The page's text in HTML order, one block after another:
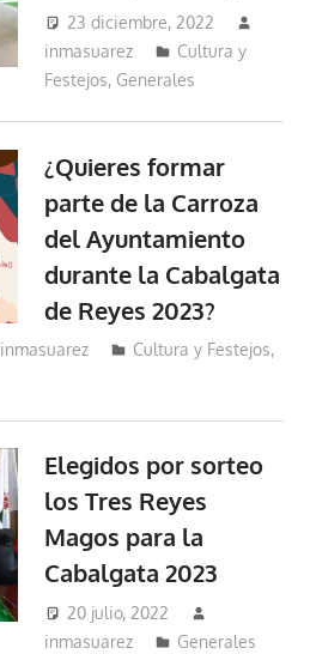
23 diciembre, 2022
inmasuarez
Cultura y
Festejos, Generales
¿Quieres formar
parte de la Carroza
del Ayuntamiento
durante la Cabalgata
de Reyes 2023?
inmasuarez Cultura y Festejos,
Elegidos por sorteo
los Tres Reyes
Magos para la
Cabalgata 2023
20 julio, 2022
inmasuarez
Generales